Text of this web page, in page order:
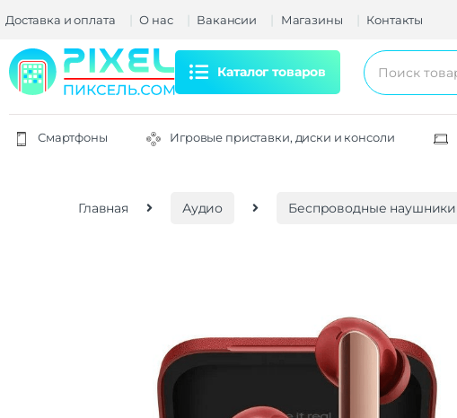
Доставка и оплата О нас Вакансии Магазины Контакты
Каталог товаров
Смартфоны Игровые приставки, диски и консоли
Главная Аудио Беспроводные наушники